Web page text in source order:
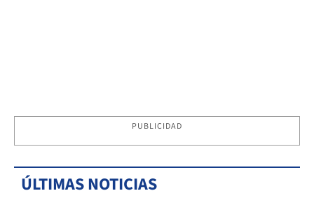
PUBLICIDAD
ÚLTIMAS NOTICIAS